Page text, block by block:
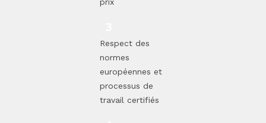
Respect des
normes
européennes et
processus de
travail certifiés